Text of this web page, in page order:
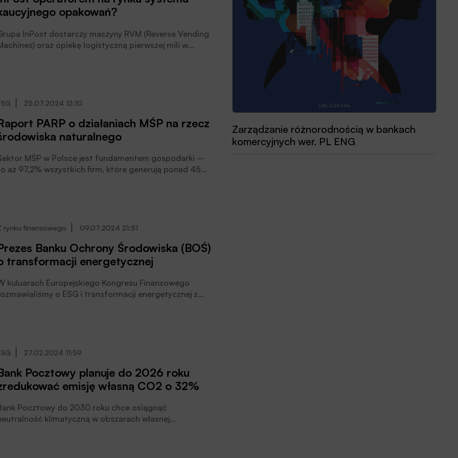
Kanału Gliwickiego wykazał, że preparat
populację ryb i innych zwierząt wodnych,
inicjując naturalne procesy
wody. Badania dowiodły, że jest
opakowań?
InPost dostarczy maszyny RVM (Reverse Vending
oraz opiekę logistyczną pierwszej mili w
25.07.2024 12:10
PARP o działaniach MŚP na rzecz
naturalnego
MŚP w Polsce jest fundamentem gospodarki –
aż 97,2% wszystkich firm, które generują ponad 45%
„Raport o stanie sektora małych i średnich
rynku finansowego 09.07.2024 21:51
Banku Ochrony Środowiska (BOŚ)
transformacji energetycznej
kuluarach Europejskiego Kongresu Finansowego
o ESG i transformacji energetycznej z
27.02.2024 11:59
Pocztowy planuje do 2026 roku
emisję własną CO2 o 32%
Pocztowy do 2030 roku chce osiągnąć
klimatyczną w obszarach własnej
Przewodnik dobrych praktyk 2025